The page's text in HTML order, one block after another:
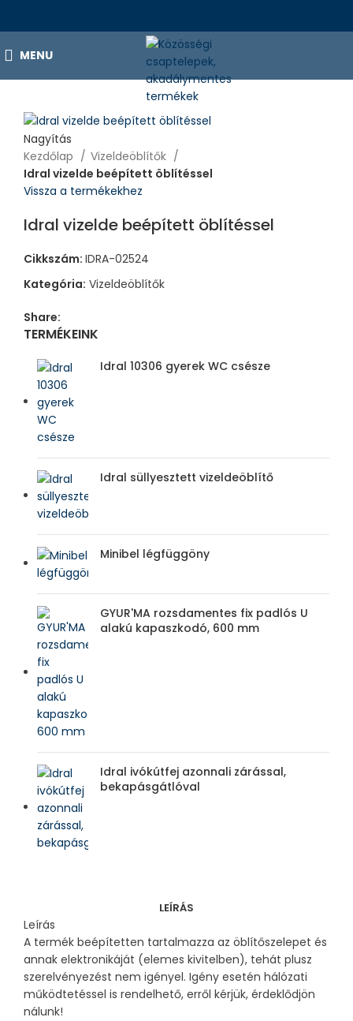
MENU
Nagyítás
Kezdőlap
Vizeldeöblítők
Idral vizelde beépített öblítéssel
Vissza a termékekhez
Idral vizelde beépített öblítéssel
Cikkszám: IDRA-02524
Kategória: Vizeldeöblítők
Share:
TERMÉKEINK
Idral 10306 gyerek WC csésze
Idral süllyesztett vizeldeöblítő
Minibel légfüggöny
GYUR'MA rozsdamentes fix padlós U
alakú kapaszkodó, 600 mm
Idral ivókútfej azonnali zárással,
bekapásgátlóval
LEÍRÁS
Leírás
A termék beépítetten tartalmazza az öblítőszelepet és
annak elektronikáját (elemes kivitelben), tehát plusz
szerelvényezést nem igényel. Igény esetén hálózati
működtetéssel is rendelhető, erről kérjük, érdeklődjön
nálunk!